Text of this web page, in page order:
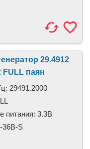
29.4912
FULL паян
29491.2000
питания: 3.3В
36B-S